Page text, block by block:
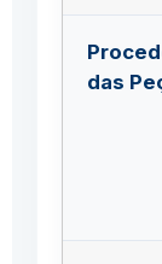
das